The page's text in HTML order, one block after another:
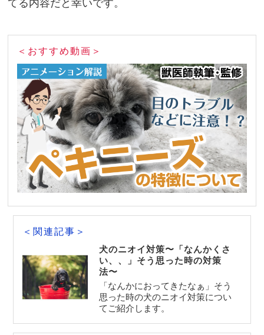
てる内容だと幸いです。
＜おすすめ動画＞
＜関連記事＞
犬のニオイ対策〜「なんかくさ
い、、」そう思った時の対策
法〜
「なんかにおってきたなぁ」そう
思った時の犬のニオイ対策につい
てご紹介します。